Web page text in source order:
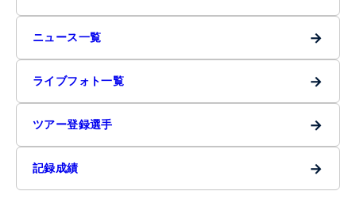
ニュース一覧 →
ライブフォト一覧 →
ツアー登録選手 →
記録成績 →